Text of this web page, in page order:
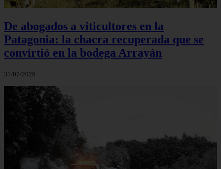
De abogados a viticultores en la
Patagonia: la chacra recuperada que se
convirtió en la bodega Arrayán
31/07/2026